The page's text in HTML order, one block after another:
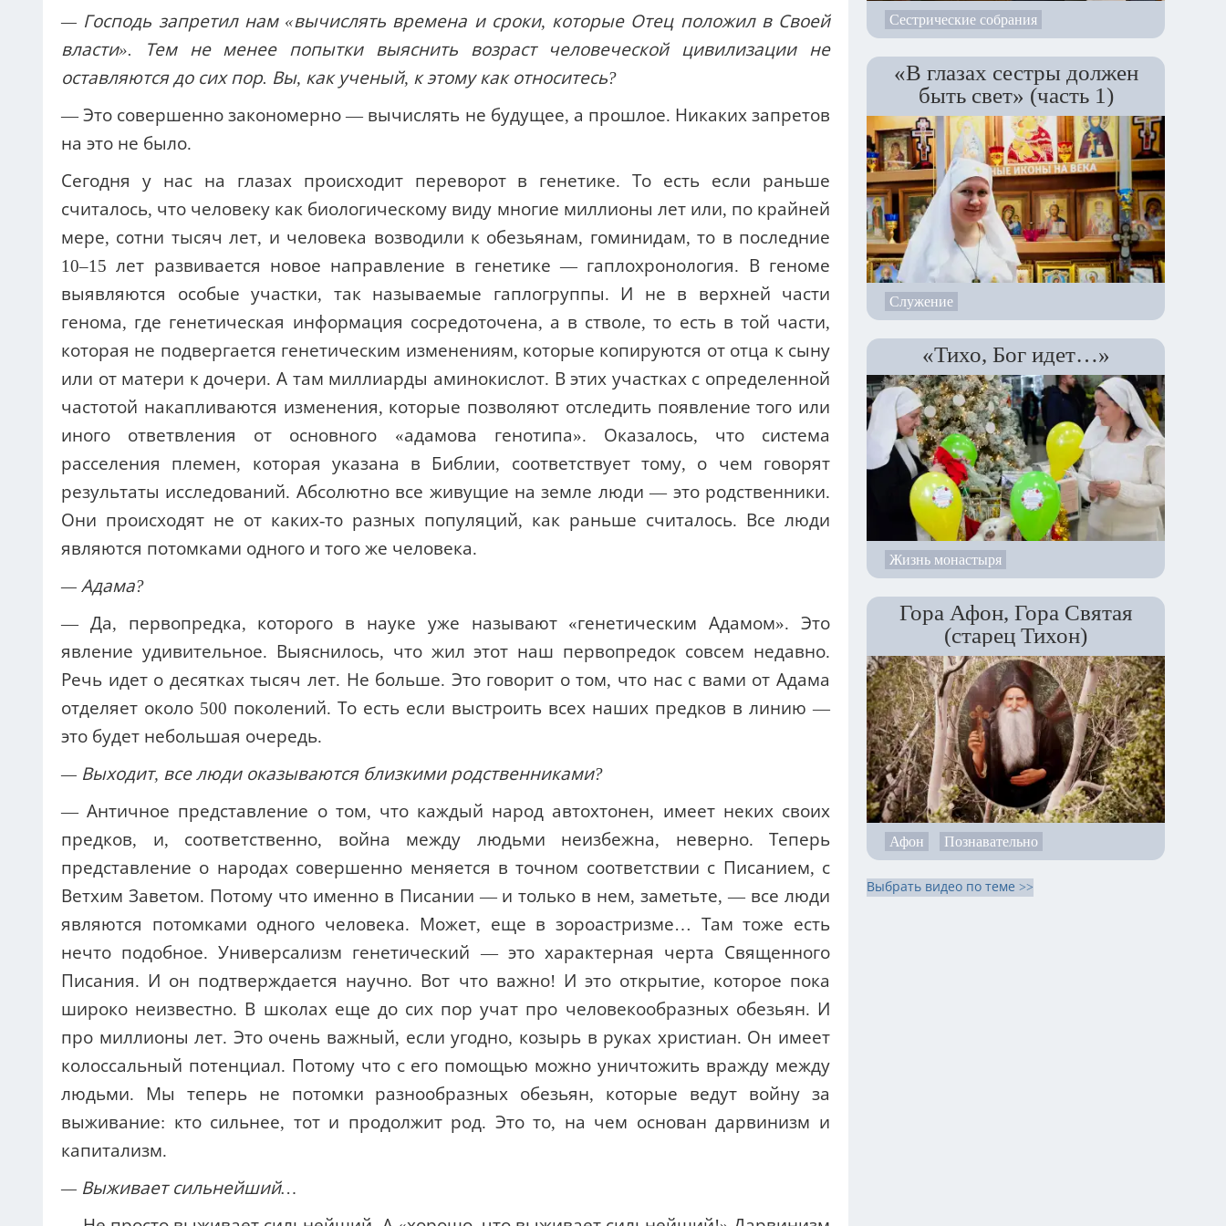
10–15 лет развивается новое направление в генетике — гаплохронология. В геноме
выявляются особые участки, так называемые гаплогруппы. И не в верхней части
генома, где генетическая информация сосредоточена, а в стволе, то есть в той части,
которая не подвергается генетическим изменениям, которые копируются от отца к сыну
или от матери к дочери. А там миллиарды аминокислот. В этих участках с определенной
частотой накапливаются изменения, которые позволяют отследить появление того или
иного ответвления от основного «адамова генотипа». Оказалось, что система
расселения племен, которая указана в Библии, соответствует тому, о чем говорят
результаты исследований. Абсолютно все живущие на земле люди — это родственники.
Они происходят не от каких-то разных популяций, как раньше считалось. Все люди
являются потомками одного и того же человека.
— Адама?
— Да, первопредка, которого в науке уже называют «генетическим Адамом». Это
явление удивительное. Выяснилось, что жил этот наш первопредок совсем недавно.
Речь идет о десятках тысяч лет. Не больше. Это говорит о том, что нас с вами от Адама
отделяет около 500 поколений. То есть если выстроить всех наших предков в линию —
это будет небольшая очередь.
— Выходит, все люди оказываются близкими родственниками?
— Античное представление о том, что каждый народ автохтонен, имеет неких своих
предков, и, соответственно, война между людьми неизбежна, неверно. Теперь
Ветхим Заветом. Потому что именно в Писании — и только в нем, заметьте, — все люди
являются потомками одного человека. Может, еще в зороастризме… Там тоже есть
нечто подобное. Универсализм генетический — это характерная черта Священного
Писания. И он подтверждается научно. Вот что важно! И это открытие, которое пока
широко неизвестно. В школах еще до сих пор учат про человекообразных обезьян. И
про миллионы лет. Это очень важный, если угодно, козырь в руках христиан. Он имеет
колоссальный потенциал. Потому что с его помощью можно уничтожить вражду между
людьми. Мы теперь не потомки разнообразных обезьян, которые ведут войну за
выживание: кто сильнее, тот и продолжит род. Это то, на чем основан дарвинизм и
капитализм.
— Выживает сильнейший…
— Не просто выживает сильнейший. А «хорошо, что выживает сильнейший!» Дарвинизм
ведь не просто оправдывает войны. Он их поощряет. И социалдарвинизм. И
капитализм. А христианское представление о людях другое: люди — родственники,
живущие в любви, братстве. Такой подход воспринимает войны как трагедию и
аномалию. Именно это подтверждается сейчас наукой — что люди действительно
близкие родственники, что войны между ними — это признак некоей духовной
— Давайте вернемся к календарным проблемам. 1 марта 2100 года все даты
Сестрические собрания
«В глазах сестры должен
быть свет» (часть 1)
Служение
«Тихо, Бог идет…»
Жизнь монастыря
Гора Афон, Гора Святая
(старец Тихон)
Афон Познавательно
Выбрать видео по теме >>